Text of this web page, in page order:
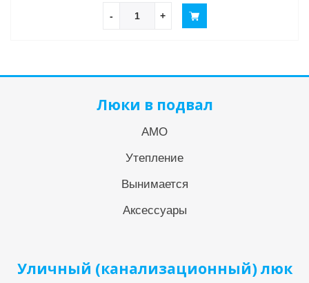
- +
Люки в подвал
АМО
Утепление
Вынимается
Аксессуары
Уличный (канализационный) люк